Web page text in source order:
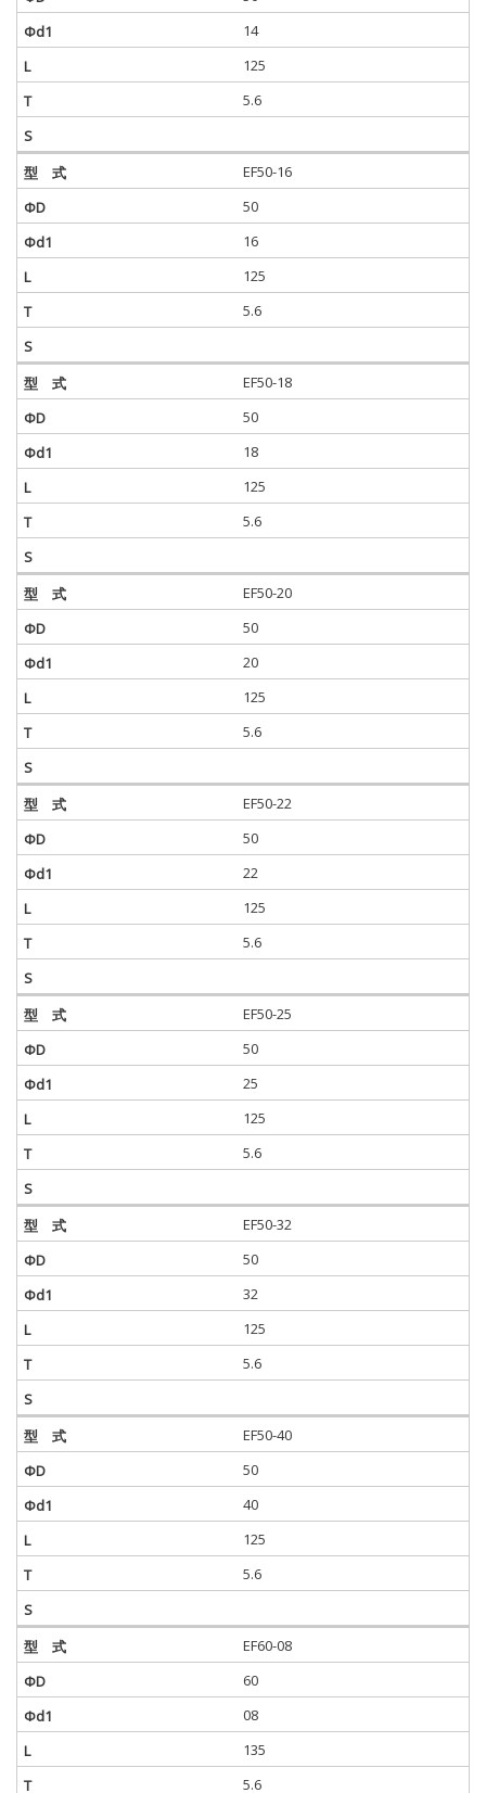
14
125
5.6
EF50-16
50
16
125
5.6
EF50-18
50
18
125
5.6
EF50-20
50
20
125
5.6
EF50-22
50
22
125
5.6
EF50-25
50
25
125
5.6
EF50-32
50
32
125
5.6
EF50-40
50
40
125
5.6
EF60-08
60
08
135
5.6